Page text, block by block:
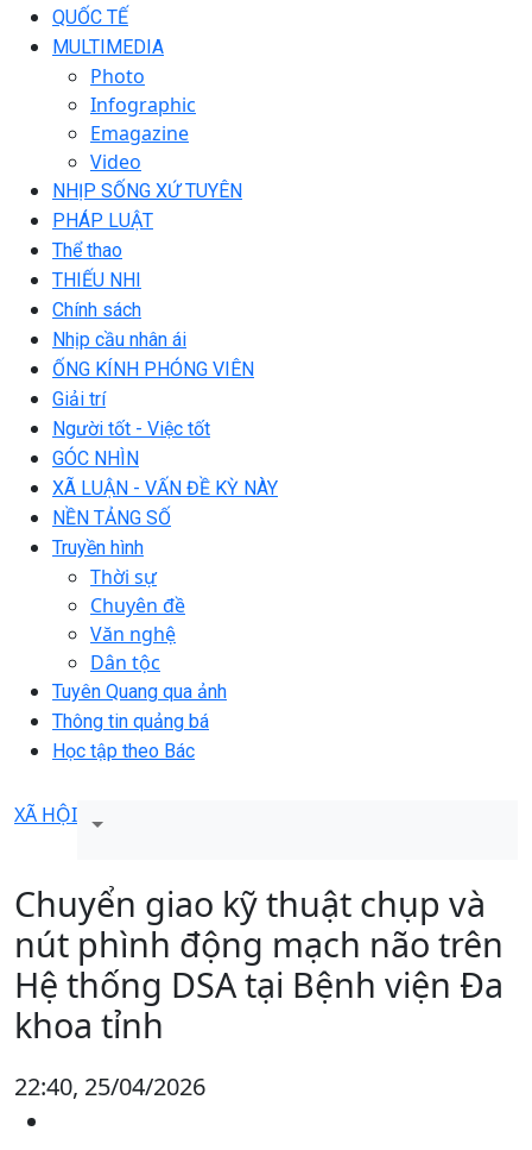
QUỐC TẾ
MULTIMEDIA
Photo
Infographic
Emagazine
Video
NHỊP SỐNG XỨ TUYÊN
PHÁP LUẬT
Thể thao
THIẾU NHI
Chính sách
Nhịp cầu nhân ái
ỐNG KÍNH PHÓNG VIÊN
Giải trí
Người tốt - Việc tốt
GÓC NHÌN
XÃ LUẬN - VẤN ĐỀ KỲ NÀY
NỀN TẢNG SỐ
Truyền hình
Thời sự
Chuyên đề
Văn nghệ
Dân tộc
Tuyên Quang qua ảnh
Thông tin quảng bá
Học tập theo Bác
XÃ HỘI
Chuyển giao kỹ thuật chụp và
nút phình động mạch não trên
Hệ thống DSA tại Bệnh viện Đa
khoa tỉnh
22:40, 25/04/2026